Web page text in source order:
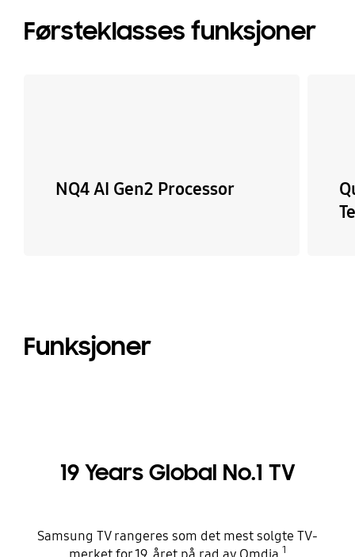
Førsteklasses funksjoner
NQ4 AI Gen2 Processor
Funksjoner
19 Years Global No.1 TV
Samsung TV rangeres som det mest solgte TV-
1